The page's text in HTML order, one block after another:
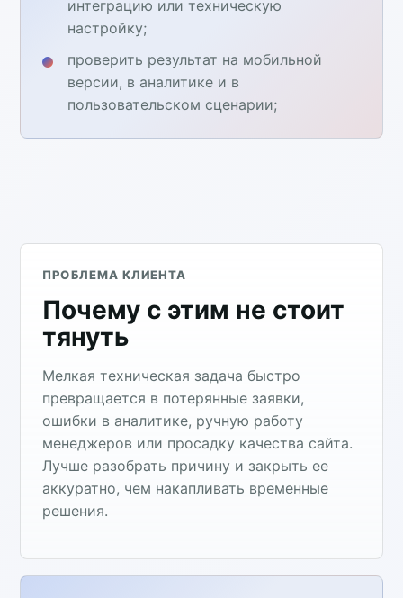
интеграцию или техническую
настройку;
проверить результат на мобильной
версии, в аналитике и в
пользовательском сценарии;
ПРОБЛЕМА КЛИЕНТА
Почему с этим не стоит
тянуть
Мелкая техническая задача быстро
превращается в потерянные заявки,
ошибки в аналитике, ручную работу
менеджеров или просадку качества сайта.
Лучше разобрать причину и закрыть ее
аккуратно, чем накапливать временные
решения.